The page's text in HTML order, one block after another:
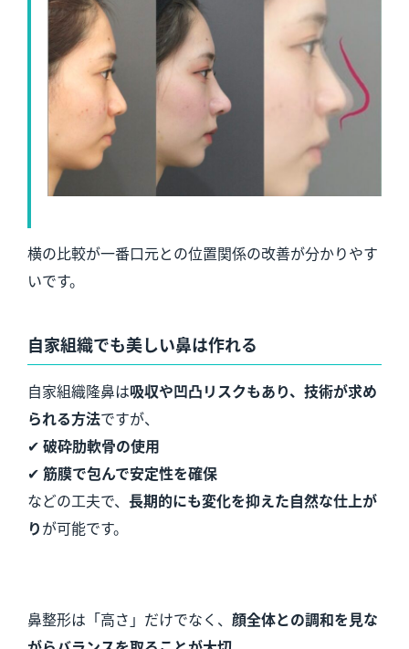
横の比較が一番口元との位置関係の改善が分かりやす
いです。
自家組織でも美しい鼻は作れる
自家組織隆鼻は吸収や凹凸リスクもあり、技術が求め
られる方法ですが、
✔ 破砕肋軟骨の使用
✔ 筋膜で包んで安定性を確保
などの工夫で、 長期的にも変化を抑えた自然な仕上が
りが可能です。
鼻整形は「高さ」だけでなく、 顔全体との調和を見な